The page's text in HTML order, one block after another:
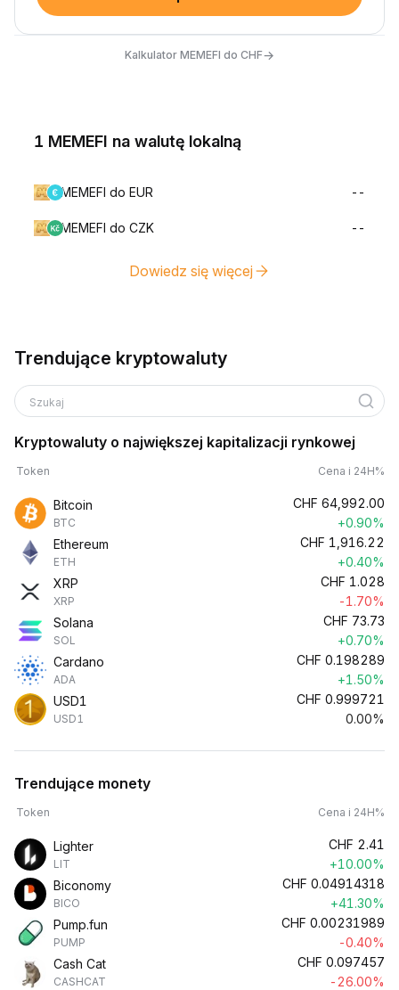
Kalkulator MEMEFI do CHF→
1 MEMEFI na walutę lokalną
MEMEFI do EUR --
MEMEFI do CZK --
Dowiedz się więcej
Trendujące kryptowaluty
Szukaj
Kryptowaluty o największej kapitalizacji rynkowej
Token Cena i 24H%
Bitcoin
BTC
CHF 64,992.00
+0.90%
Ethereum
ETH
CHF 1,916.22
+0.40%
XRP
XRP
CHF 1.028
-1.70%
Solana
SOL
CHF 73.73
+0.70%
Cardano
ADA
CHF 0.198289
+1.50%
USD1
USD1
CHF 0.999721
0.00%
Trendujące monety
Token Cena i 24H%
Lighter
LIT
CHF 2.41
+10.00%
Biconomy
BICO
CHF 0.04914318
+41.30%
Pump.fun
PUMP
CHF 0.00231989
-0.40%
Cash Cat
CASHCAT
CHF 0.097457
-26.00%